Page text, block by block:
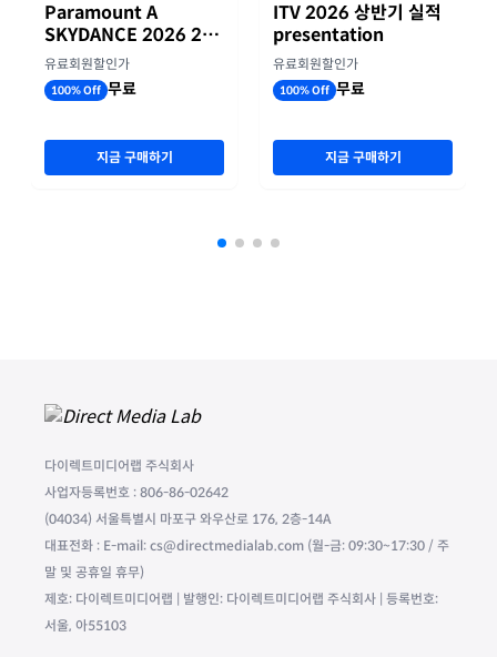
Paramount A
SKYDANCE 2026 2분
기 실적
유료회원할인가
100% Off 무료
지금 구매하기
ITV 2026 상반기 실적
presentation
유료회원할인가
100% Off 무료
지금 구매하기
다이렉트미디어랩 주식회사
사업자등록번호 : 806-86-02642
(04034) 서울특별시 마포구 와우산로 176, 2층-14A
대표전화 : E-mail: cs@directmedialab.com (월-금: 09:30~17:30 / 주
말 및 공휴일 휴무)
제호: 다이렉트미디어랩 | 발행인: 다이렉트미디어랩 주식회사 | 등록번호:
서울, 아55103